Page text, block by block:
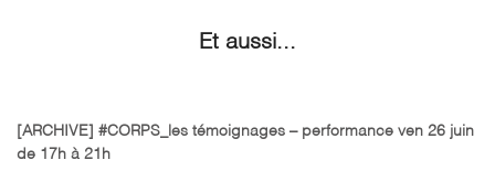
Et aussi...
[ARCHIVE] #CORPS_les témoignages – performance ven 26 juin
de 17h à 21h